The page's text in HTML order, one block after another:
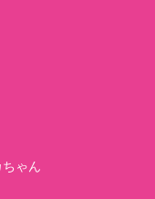
ゃん